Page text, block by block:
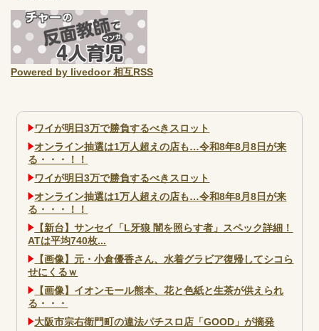
Powered by livedoor 相互RSS
ワイが明日3万で勝負するべきスロット
オンライン抽選は1万人超えの店も…令和8年8月8日が来
る・・・！！
ワイが明日3万で勝負するべきスロット
オンライン抽選は1万人超えの店も…令和8年8月8日が来
る・・・！！
【新台】サンセイ「L牙狼 闇を照らす者」スペック詳細！
ATは平均740枚...
【画像】元・小倉優香さん、水着グラビア復帰してシコら
せにくるｗ
【画像】イオンモール熊本、花と色紙と生茶が供えられ
る・・・
大阪市宗右衛門町の違法パチスロ店「GOOD」が摘発